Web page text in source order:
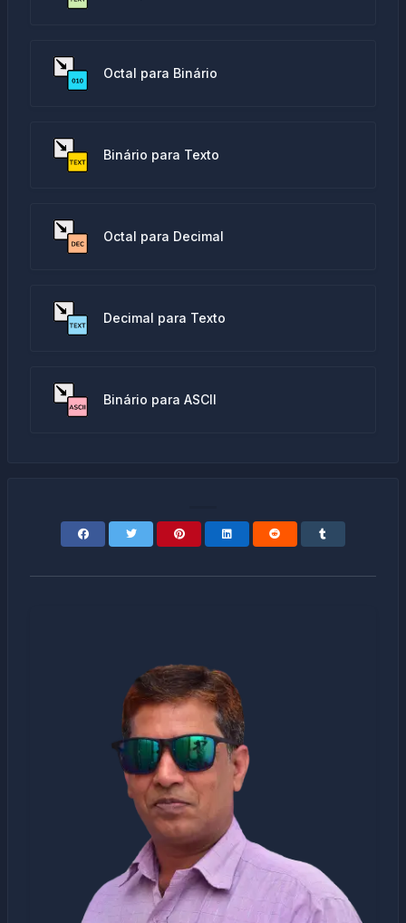
Octal para Binário
Binário para Texto
Octal para Decimal
Decimal para Texto
Binário para ASCII